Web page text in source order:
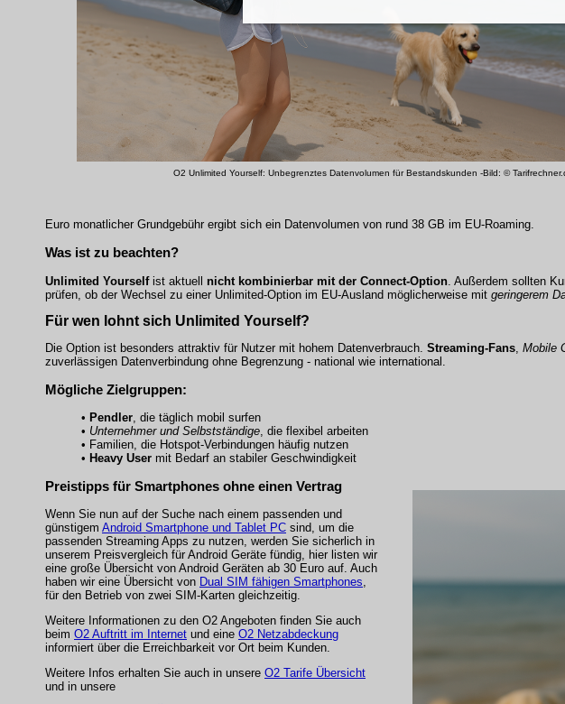
O2 Unlimited Yourself: Unbegrenztes Datenvolumen für Bestandskunden -Bild: ©
Euro monatlicher Grundgebühr ergibt sich ein Datenvolumen von rund 38 GB im EU-Roaming.
Was ist zu beachten?
Unlimited Yourselfist aktuell nicht kombinierbar mit der Connect-Option . Außerdem sollten
prüfen, ob der Wechsel zu einer Unlimited-Option im EU-Ausland möglicherweise mit geringerem
Für wen lohnt sich Unlimited Yourself?
Die Option ist besonders attraktiv für Nutzer mit hohem Datenverbrauch. Streaming-Fans Mobile
zuverlässigen Datenverbindung ohne Begrenzung - national wie international.
Mögliche Zielgruppen:
• Pendler , die täglich mobil surfen
• Unternehmer und Selbstständige , die flexibel arbeiten
• Familien , die Hotspot-Verbindungen häufig nutzen
• Heavy User mit Bedarf an stabiler Geschwindigkeit
Preistipps für Smartphones ohne einen Vertrag
Wenn Sie nun auf der Suche nach einem passenden und
günstigem Android Smartphone und Tablet PC sind, um die
passenden Streaming Apps zu nutzen, werden Sie sicherlich in
unserem Preisvergleich für Android Geräte fündig, hier listen wir
eine große Übersicht von Android Geräten ab 30 Euro auf. Auch
haben wir eine Übersicht von Dual SIM fähigen Smartphones,
für den Betrieb von zwei SIM-Karten gleichzeitig.
Weitere Informationen zu den O2 Angeboten finden Sie auch
beim O2 Auftritt im Internet und eine O2 Netzabdeckung
informiert über die Erreichbarkeit vor Ort beim Kunden.
Weitere Infos erhalten Sie auch in unsere O2 Tarife Übersicht
und in unsere